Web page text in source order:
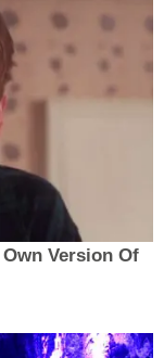
Version Of